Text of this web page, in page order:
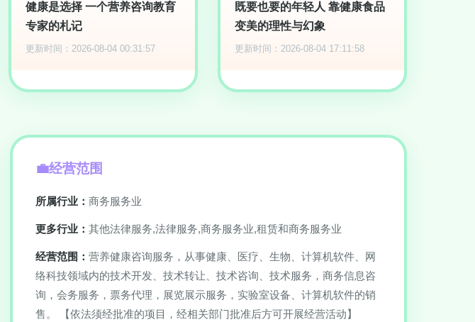
健康是选择 一个营养咨询教育
专家的札记
更新时间：2026-08-04 00:31:57
既要也要的年轻人 靠健康食品
变美的理性与幻象
更新时间：2026-08-04 17:11:58
经营范围
所属行业： 商务服务业
更多行业： 其他法律服务,法律服务,商务服务业,租赁和商务服务业
经营范围： 营养健康咨询服务，从事健康、医疗、生物、计算机软件、网
络科技领域内的技术开发、技术转让、技术咨询、技术服务，商务信息咨
询，会务服务，票务代理，展览展示服务，实验室设备、计算机软件的销
售。 【依法须经批准的项目，经相关部门批准后方可开展经营活动】